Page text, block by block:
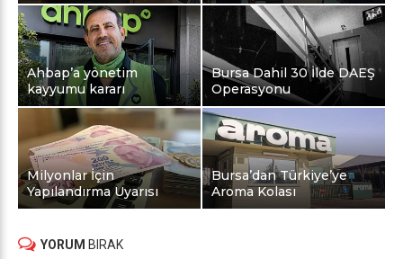
Ahbap’a yönetim
kayyumu kararı
Bursa Dahil 30 İlde DAEŞ
Operasyonu
Milyonlar İçin
Yapılandırma Uyarısı
Bursa’dan Türkiye’ye
Aroma Kolası
YORUM BIRAK